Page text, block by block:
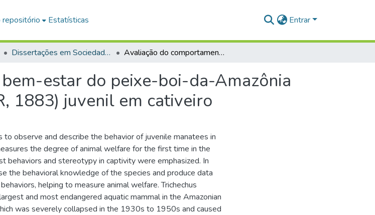
repositório Estatísticas Entrar
Dissertações em Sociedade, Ambiente e Qualidade de Vida (Mestrado) Avaliação do comportamento e bem-estar do peixe-boi-da-Amazônia (Trichechus inunguis NATTERER, 1883) juvenil em cativeiro
estar do peixe-boi-da-Amazônia
1883) juvenil em cativeiro
to observe and describe the behavior of juvenile manatees in
the degree of animal welfare for the first time in the
behaviors and stereotypy in captivity were emphasized. In
the behavioral knowledge of the species and produce data
helping to measure animal welfare. Trichechus
and most endangered aquatic mammal in the Amazonian
was severely collapsed in the 1930s to 1950s and caused